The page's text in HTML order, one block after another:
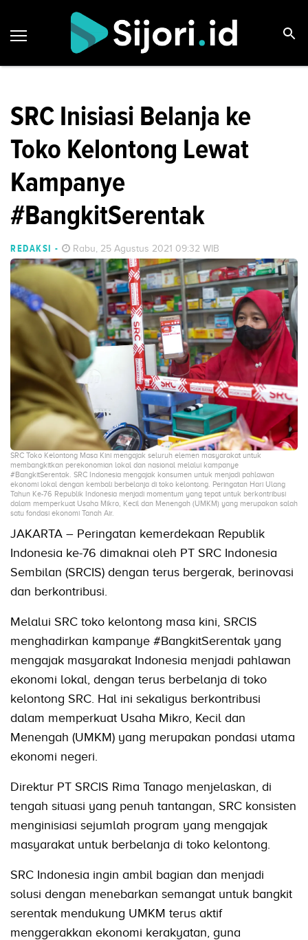
SRC Inisiasi Belanja ke
Toko Kelontong Lewat
Kampanye
#BangkitSerentak
REDAKSI - Rabu, 25 Agustus 2021 09:32 WIB
SRC Toko Kelontong Masa Kini mengajak seluruh elemen masyarakat untuk
membangkitkan perekonomian lokal dan nasional melalui kampanye
#BangkitSerentak. SRC Indonesia mengajak konsumen untuk menjadi pahlawan
ekonomi lokal dengan kembali berbelanja di toko kelontong. Peringatan Hari Ulang
Tahun Ke-76 Republik Indonesia menjadi momentum yang tepat untuk berkontribusi
dalam memperkuat Usaha Mikro, Kecil dan Menengah (UMKM) yang merupakan salah
satu fondasi ekonomi Tanah Air.
JAKARTA – Peringatan kemerdekaan Republik
Indonesia ke-76 dimaknai oleh PT SRC Indonesia
Sembilan (SRCIS) dengan terus bergerak, berinovasi
dan berkontribusi.
Melalui SRC toko kelontong masa kini, SRCIS
menghadirkan kampanye #BangkitSerentak yang
mengajak masyarakat Indonesia menjadi pahlawan
ekonomi lokal, dengan terus berbelanja di toko
kelontong SRC. Hal ini sekaligus berkontribusi
dalam memperkuat Usaha Mikro, Kecil dan
Menengah (UMKM) yang merupakan pondasi utama
ekonomi negeri.
Direktur PT SRCIS Rima Tanago menjelaskan, di
tengah situasi yang penuh tantangan, SRC konsisten
menginisiasi sejumlah program yang mengajak
masyarakat untuk berbelanja di toko kelontong.
SRC Indonesia ingin ambil bagian dan menjadi
solusi dengan menebarkan semangat untuk bangkit
serentak mendukung UMKM terus aktif
menggerakkan ekonomi kerakyatan, guna